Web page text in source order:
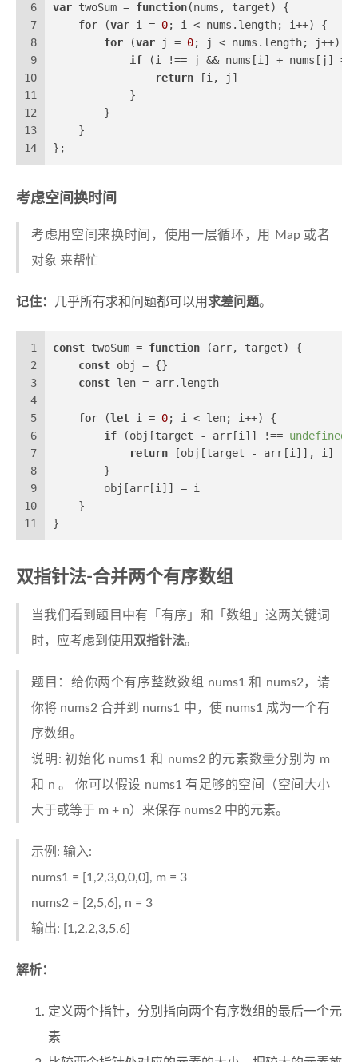
6
7
8
9
10
11
12
13
14
var twoSum = function(nums, target) {
for (var i = 0; i < nums. length; i++) {
for (var j = 0; j < nums. length; j++) {
if (i !== j && nums[i] + nums[j]
return [i, j]
            }
        }
    }
};
考虑空间换时间
考虑用空间来换时间，使用一层循环，用 Map 或者
对象 来帮忙
记住： 几乎所有求和问题都可以用求差问题。
1
2
3
4
5
6
7
8
9
10
11
const twoSum = function (arr, target) {
const obj = {}
const len = arr. length
for (let i = 0; i < len; i++) {
if (obj[target - arr[i]] !== undefined
return [obj[target - arr[i]], i]
        }
        obj[arr[i]] = i
    }
}
双指针法-合并两个有序数组
当我们看到题目中有「有序」和「数组」这两关键词
时，应考虑到使用 双指针法。
题目：给你两个有序整数数组 nums1 和 nums2，请
你将 nums2 合并到 nums1 中，使 nums1 成为一个有
序数组。
说明: 初始化 nums1 和 nums2 的元素数量分别为 m
和 n 。 你可以假设 nums1 有足够的空间（空间大小
大于或等于 m + n）来保存 nums2 中的元素。
示例: 输入:
nums1 = [1,2,3,0,0,0], m = 3
nums2 = [2,5,6], n = 3
输出: [1,2,2,3,5,6]
解析：
定义两个指针，分别指向两个有序数组的最后一个元
素